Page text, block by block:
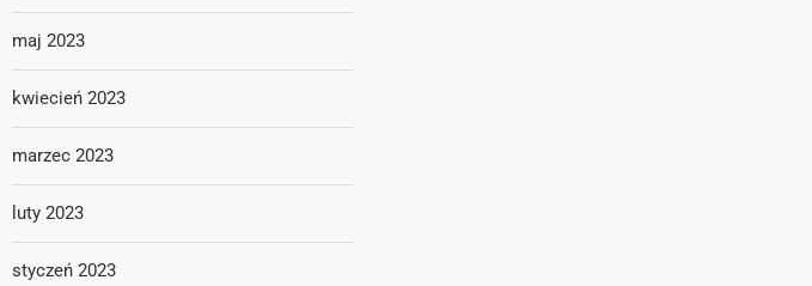
maj 2023
kwiecień 2023
marzec 2023
luty 2023
styczeń 2023